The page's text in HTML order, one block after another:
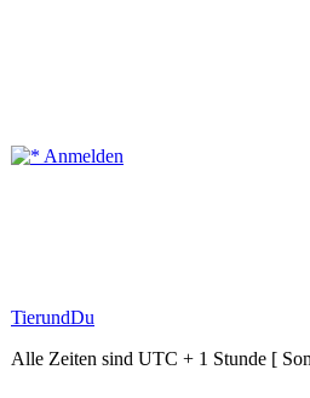
Anmelden
TierundDu
Alle Zeiten sind UTC + 1 Stunde [